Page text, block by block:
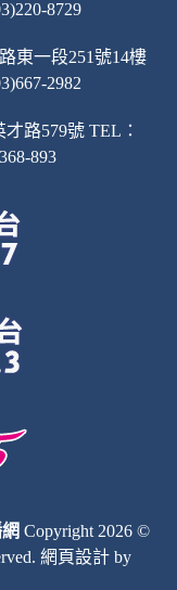
8729
東一段251號14樓
2982
路579號 TEL：
893
Copyright 2026 ©
網頁設計 by